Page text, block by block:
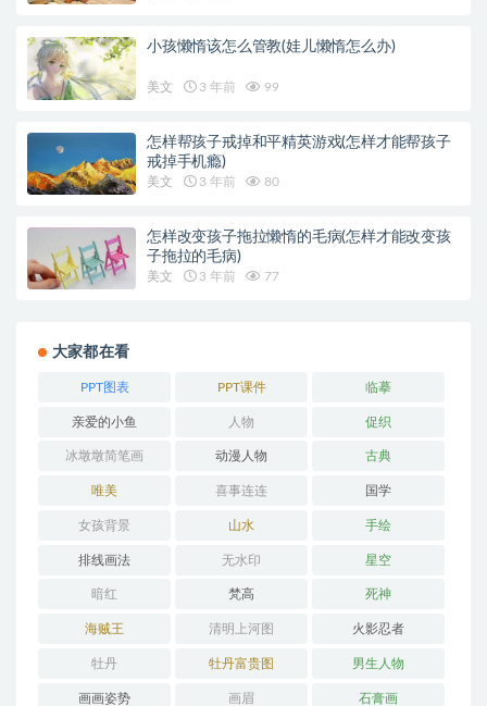
小孩懒惰该怎么管教(娃儿懒惰怎么办)
美文 3 年前 99
怎样帮孩子戒掉和平精英游戏(怎样才能帮孩子
戒掉手机瘾)
美文 3 年前 80
怎样改变孩子拖拉懒惰的毛病(怎样才能改变孩
子拖拉的毛病)
美文 3 年前 77
大家都在看
PPT图表 PPT课件 临摹
亲爱的小鱼 人物 促织
冰墩墩简笔画 动漫人物 古典
唯美 喜事连连 国学
女孩背景 山水 手绘
排线画法 无水印 星空
暗红 梵高 死神
海贼王 清明上河图 火影忍者
牡丹 牡丹富贵图 男生人物
画画姿势 画眉 石膏画